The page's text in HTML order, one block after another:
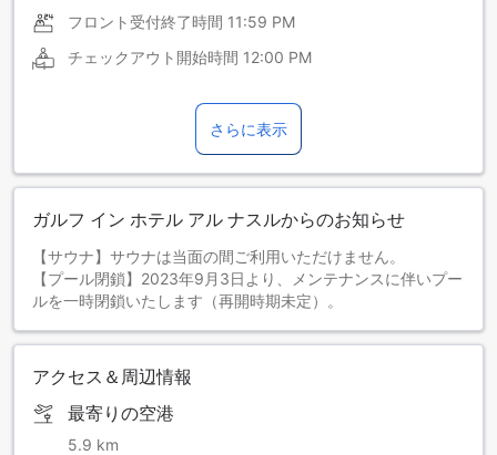
フロント受付終了時間 11:59 PM
チェックアウト開始時間 12:00 PM
さらに表示
ガルフ イン ホテル アル ナスルからのお知らせ
【サウナ】サウナは当面の間ご利用いただけません。
【プール閉鎖】2023年9月3日より、メンテナンスに伴いプー
ルを一時閉鎖いたします（再開時期未定）。
アクセス＆周辺情報
最寄りの空港
5.9 km